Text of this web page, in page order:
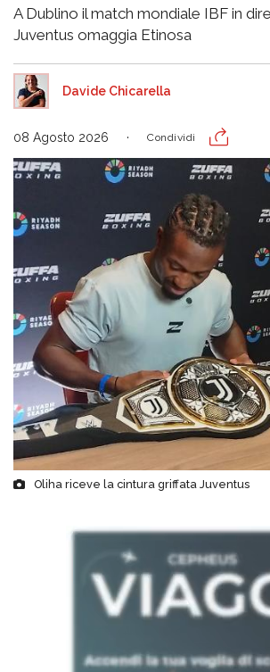
A Dublino il match mondiale IBF in
Juventus omaggia Etinosa
Davide Chicarella
08 Agosto 2026 Condividi
Oliha riceve la cintura griffata Juventus